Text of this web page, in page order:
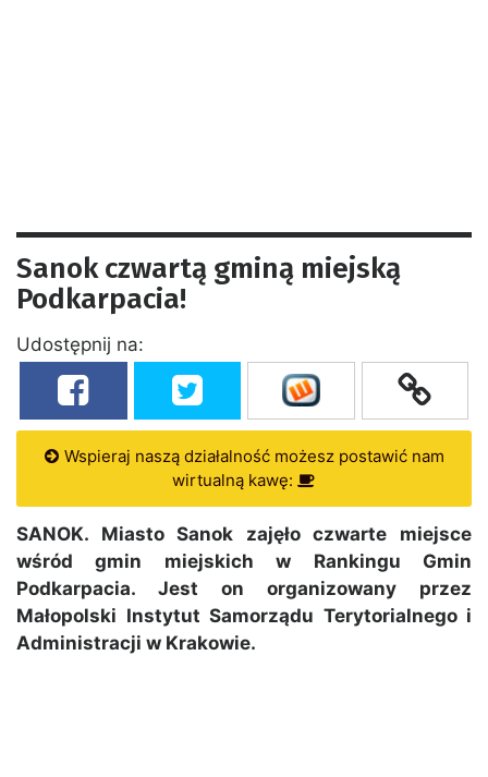
Sanok czwartą gminą miejską
Podkarpacia!
Udostępnij na:
Wspieraj naszą działalność możesz postawić nam
wirtualną kawę:
SANOK. Miasto Sanok zajęło czwarte miejsce
wśród gmin miejskich w Rankingu Gmin
Podkarpacia. Jest on organizowany przez
Małopolski Instytut Samorządu Terytorialnego i
Administracji w Krakowie.